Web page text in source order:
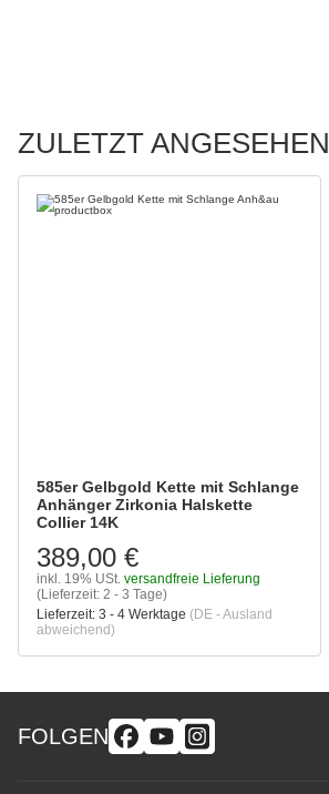
ZULETZT ANGESEHEN
585er Gelbgold Kette mit Schlange
Anhänger Zirkonia Halskette
Collier 14K
389,00 €
inkl. 19% USt. versandfreie Lieferung
(Lieferzeit: 2 - 3 Tage)
Lieferzeit: 3 - 4 Werktage (DE - Ausland
abweichend)
FOLGEN